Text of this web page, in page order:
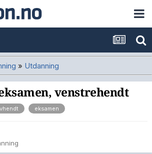
» Utdanning
venstrehendt
eksamen